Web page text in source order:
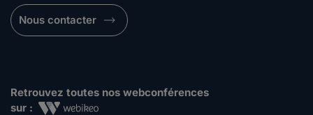
Nous contacter
Retrouvez toutes nos webconférences
sur :